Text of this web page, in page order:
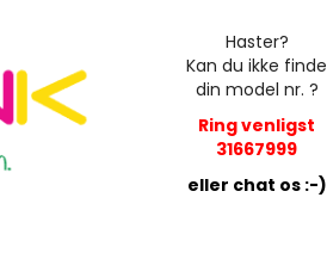
Haster?
Kan du ikke finde
din model nr. ?
Ring venligst
31667999
eller chat os :-)